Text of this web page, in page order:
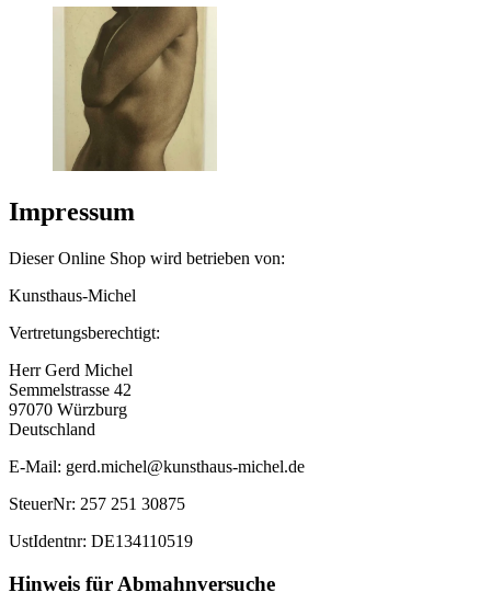
Impressum
Dieser Online Shop wird betrieben von:
Kunsthaus-Michel
Vertretungsberechtigt:
Herr Gerd Michel
Semmelstrasse 42
97070 Würzburg
Deutschland
E-Mail: gerd.michel@kunsthaus-michel.de
SteuerNr: 257 251 30875
UstIdentnr: DE134110519
Hinweis für Abmahnversuche